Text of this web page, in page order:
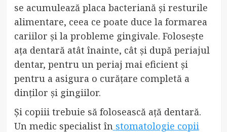
se acumulează placa bacteriană și resturile
alimentare, ceea ce poate duce la formarea
cariilor și la probleme gingivale. Folosește
ața dentară atât înainte, cât și după periajul
dentar, pentru un periaj mai eficient și
pentru a asigura o curățare completă a
dinților și gingiilor.
Și copiii trebuie să folosească ață dentară.
Un medic specialist în stomatologie copii